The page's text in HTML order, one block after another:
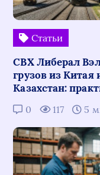
Статьи
СВХ Либерал
грузов из Китая
Казахстан:
0 117 5